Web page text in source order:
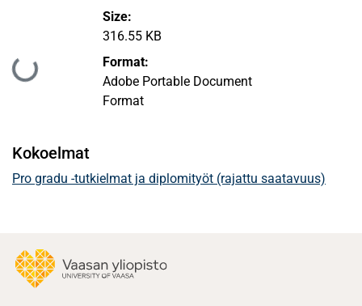
Ladataan...
Size:
316.55 KB
Format:
Adobe Portable Document
Format
Kokoelmat
Pro gradu -tutkielmat ja diplomityöt (rajattu saatavuus)